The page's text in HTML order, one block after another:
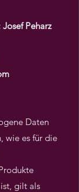
Peharz
Daten
wie es für die
gilt als